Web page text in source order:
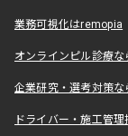
業務可視化はremopia
オンラインピル診療な
企業研究・選考対策
ドライバー・施工管